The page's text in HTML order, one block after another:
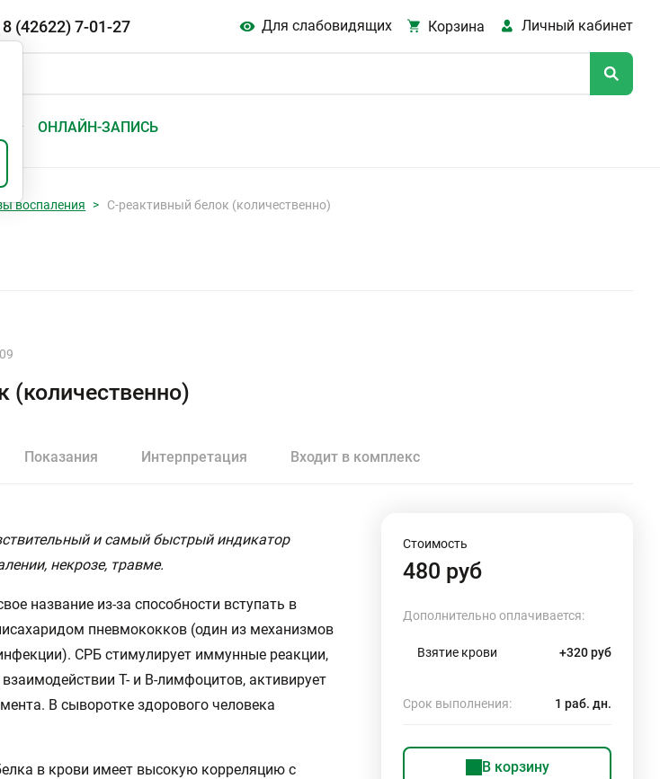
8 (42622) 7-01-27 Для слабовидящих Корзина Личный кабинет
ОНЛАЙН-ЗАПИСЬ
воспаления С-реактивный белок (количественно)
(количественно)
Показания Интерпретация Входит в комплекс
и самый быстрый индикатор
некрозе, травме.
название из-за способности вступать в
пневмококков (один из механизмов
СРБ стимулирует иммунные реакции,
взаимодействии Т- и В-лимфоцитов, активирует
В сыворотке здорового человека
в крови имеет высокую корреляцию с
Стоимость
480 руб
Дополнительно оплачивается:
Взятие крови +320 руб
Срок выполнения: 1 раб. дн.
В корзину